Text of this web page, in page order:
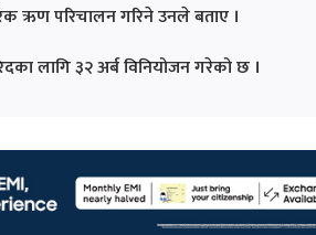
ऋण परिचालन गरिने उनले बताए ।
लागि ३२ अर्ब विनियोजन गरेको छ ।